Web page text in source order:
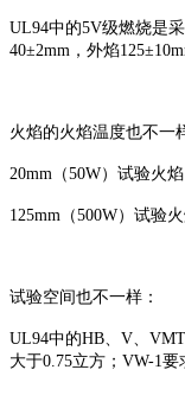
UL94中的5V级燃烧是
40±2mm，外焰
火焰的火焰温度也不一
20mm（50W）试验火
125mm（500W）试验
试验空间也不一样：
UL94中的HB、V、
大于0.75立方；VW-1要